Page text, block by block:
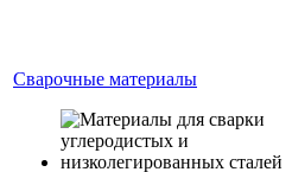
Сварочные материалы